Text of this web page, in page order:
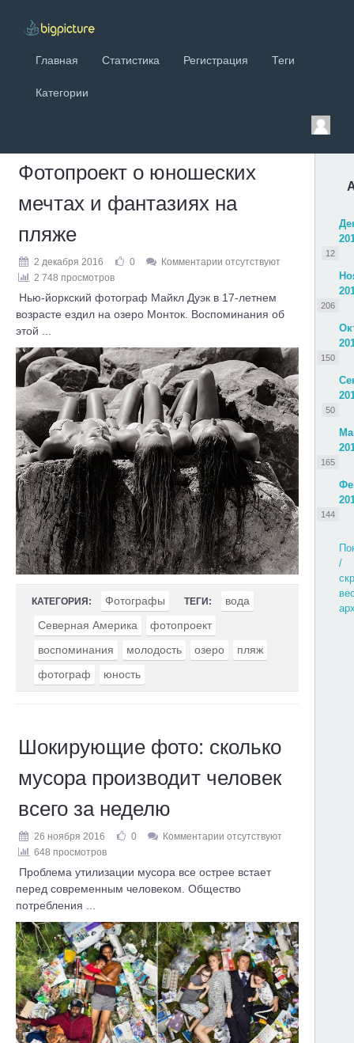
Главная Статистика Регистрация Теги
Категории
12
206
150
50
165
144
/
Фотопроект о юношеских
мечтах и фантазиях на
пляже
2 декабря 2016 0
Комментарии отсутствуют
2 748 просмотров
Нью-йоркский фотограф Майкл Дуэк в 17-летнем
возрасте ездил на озеро Монток. Воспоминания об
этой ...
КАТЕГОРИЯ: Фотографы ТЕГИ:
вода
Северная Америка
фотопроект
воспоминания
молодость озеро
пляж
фотограф
юность
Шокирующие фото: сколько
мусора производит человек
всего за неделю
26 ноября 2016 0
Комментарии отсутствуют
648 просмотров
Проблема утилизации мусора все острее встает
перед современным человеком. Общество
потребления ...